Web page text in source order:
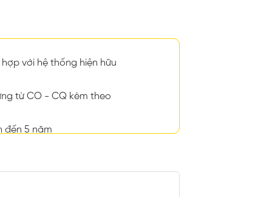
hợp với hệ thống hiện hữu
từ CO - CQ kèm theo
đến 5 năm